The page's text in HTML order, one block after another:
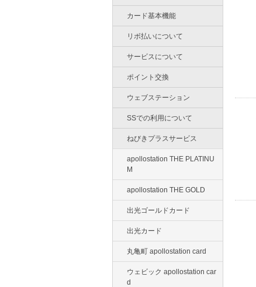
カード基本機能
リボ払いについて
サービスについて
ポイント交換
ウェブステーション
SSでの利用について
ねびきプラスサービス
apollostation THE PLATINU
M
apollostation THE GOLD
出光ゴールドカード
出光カード
丸亀町 apollostation card
ウェビック apollostation car
d